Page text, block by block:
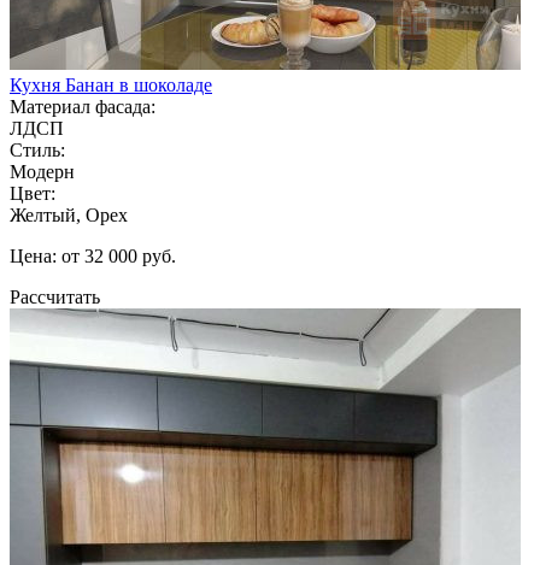
Кухня Банан в шоколаде
Материал фасада:
ЛДСП
Стиль:
Модерн
Цвет:
Желтый, Орех
Цена: от 32 000 руб.
Рассчитать